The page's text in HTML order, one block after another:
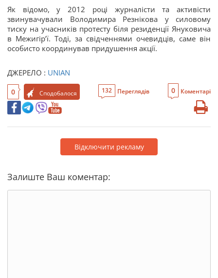
Як відомо, у 2012 році журналісти та активісти
звинувачували Володимира Резнікова у силовому
тиску на учасників протесту біля резиденції Януковича
в Межигір’ї. Тоді, за свідченнями очевидців, саме він
особисто координував придушення акції.
ДЖЕРЕЛО : UNIAN
0 Сподобалося 132 Переглядів 0 Коментарі
Відключити рекламу
Залиште Ваш коментар: